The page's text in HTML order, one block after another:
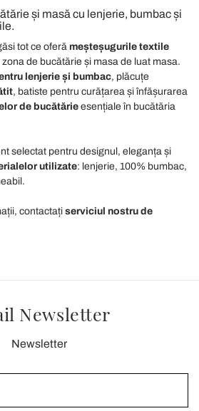
și masă cu lenjerie, bumbac și
tot ce oferă meșteșugurile textile
de bucătărie și masa de luat masa.
lenjerie și bumbac, plăcuțe
, batiste pentru curățarea și înfășurarea
de bucătărie esențiale în bucătăria
selectat pentru designul, eleganța și
utilizate: lenjerie, 100% bumbac,
contactați serviciul nostru de
Newsletter
Newsletter